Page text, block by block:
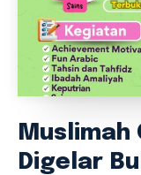
Muslimah
Digelar